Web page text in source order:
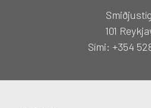
101
Sími: +354